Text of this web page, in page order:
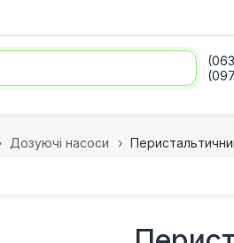
Дозуючі насоси